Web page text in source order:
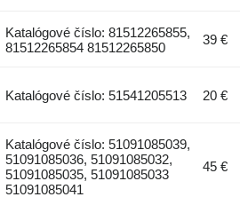
Katalógové číslo: 81512265855,
81512265854 81512265850
39 €
Katalógové číslo: 51541205513 20 €
Katalógové číslo: 51091085039,
51091085036, 51091085032,
51091085035, 51091085033
51091085041
45 €